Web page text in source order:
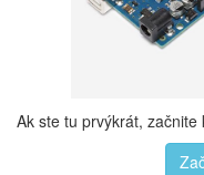
Ak ste tu prvýkrát,